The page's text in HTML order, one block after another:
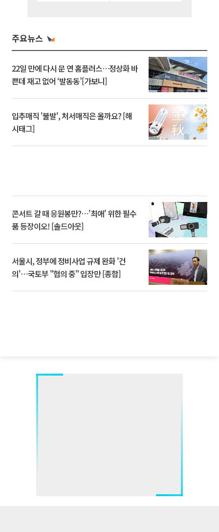
주요뉴스
22일 만에 다시 문 연 홈플러스…정상화 바
쁜데 재고 없어 ‘발동동’[가보니]
입추매직 '불발', 처서매직은 올까요? [해
시태그]
콘서트 갈 때 응원봉만?⋯'최애' 위한 필수
품 등장이오! [솔드아웃]
서울시, 정부에 정비사업 규제 완화 '건
의'⋯국토부 "협의 중" 입장만 [종합]